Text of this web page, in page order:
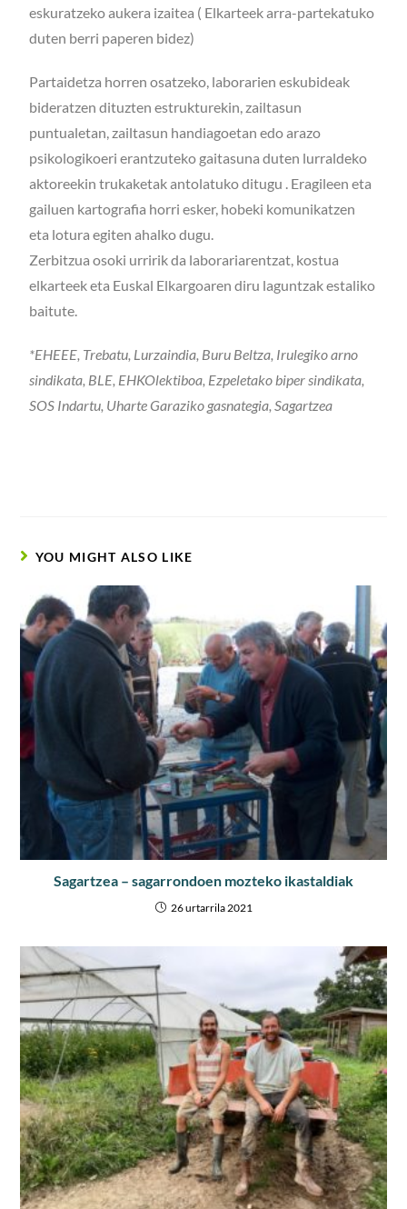
eskuratzeko aukera izaitea ( Elkarteek arra-partekatuko
duten berri paperen bidez)
Partaidetza horren osatzeko, laborarien eskubideak
bideratzen dituzten estrukturekin, zailtasun
puntualetan, zailtasun handiagoetan edo arazo
psikologikoeri erantzuteko gaitasuna duten lurraldeko
aktoreekin trukaketak antolatuko ditugu . Eragileen eta
gailuen kartografia horri esker, hobeki komunikatzen
eta lotura egiten ahalko dugu.
Zerbitzua osoki urririk da laborariarentzat, kostua
elkarteek eta Euskal Elkargoaren diru laguntzak estaliko
baitute.
*EHEEE, Trebatu, Lurzaindia, Buru Beltza, Irulegiko arno
sindikata, BLE, EHKOlektiboa, Ezpeletako biper sindikata,
SOS Indartu, Uharte Garaziko gasnategia, Sagartzea
YOU MIGHT ALSO LIKE
Sagartzea – sagarrondoen mozteko ikastaldiak
26 urtarrila 2021